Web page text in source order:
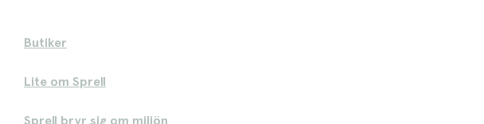
Butiker
Lite om Sprell
Sprell bryr sig om miljön